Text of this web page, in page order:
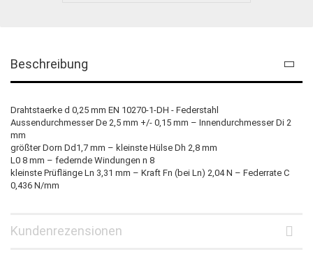
Beschreibung
Drahtstaerke d 0,25 mm EN 10270-1-DH - Federstahl
Aussendurchmesser De 2,5 mm +/- 0,15 mm – Innendurchmesser Di 2
mm
größter Dorn Dd1,7 mm – kleinste Hülse Dh 2,8 mm
L0 8 mm – federnde Windungen n 8
kleinste Prüflänge Ln 3,31 mm – Kraft Fn (bei Ln) 2,04 N – Federrate C
0,436 N/mm
Kundenrezensionen